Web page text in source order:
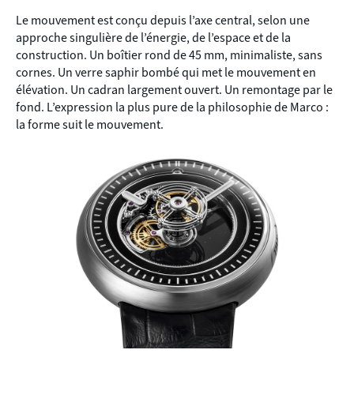
Le mouvement est conçu depuis l’axe central, selon une
approche singulière de l’énergie, de l’espace et de la
construction. Un boîtier rond de 45 mm, minimaliste, sans
cornes. Un verre saphir bombé qui met le mouvement en
élévation. Un cadran largement ouvert. Un remontage par le
fond. L’expression la plus pure de la philosophie de Marco :
la forme suit le mouvement.